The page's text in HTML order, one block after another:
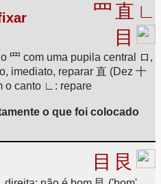
罒 直 ∟
目
罒 com uma pupila central ロ,
imediato, reparar 直 (Dez 十
o canto ∟: repare
o que foi colocado
目 艮